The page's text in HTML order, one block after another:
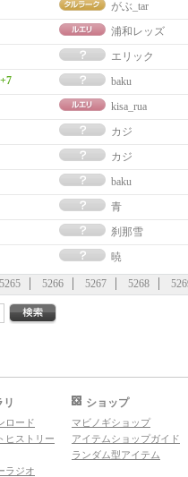
がぶ_tar
浦和レッズ
エリック
+7 baku
kisa_rua
カジ
カジ
baku
青
刹那雪
暁
5265 5266 5267 5268
リ
ロード
ヒストリー
ラジオ
ショップ
マビノギショップ
アイテムショップガイド
ランダム型アイテム